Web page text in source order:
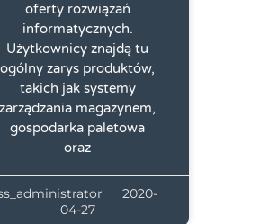
oferty rozwiązań
informatycznych.
Użytkownicy znajdą tu
ogólny zarys produktów,
takich jak systemy
zarządzania magazynem,
gospodarka paletowa
oraz
2020-
04-27